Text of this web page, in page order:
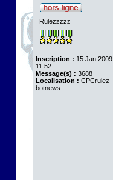
Rulezzzzz
Inscription : 15 Jan 2009,
11:52
Message(s) : 3688
Localisation : CPCrulez
botnews